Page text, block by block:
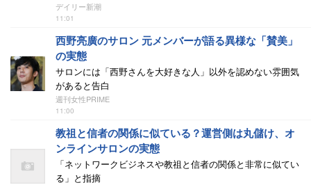
デイリー新潮
11:01
西野亮廣のサロン 元メンバーが語る異様な「賛美」
の実態
サロンには「西野さんを大好きな人」以外を認めない雰囲気
があると告白
週刊女性PRIME
11:00
教祖と信者の関係に似ている？運営側は丸儲け、オ
ンラインサロンの実態
「ネットワークビジネスや教祖と信者の関係と非常に似てい
る」と指摘